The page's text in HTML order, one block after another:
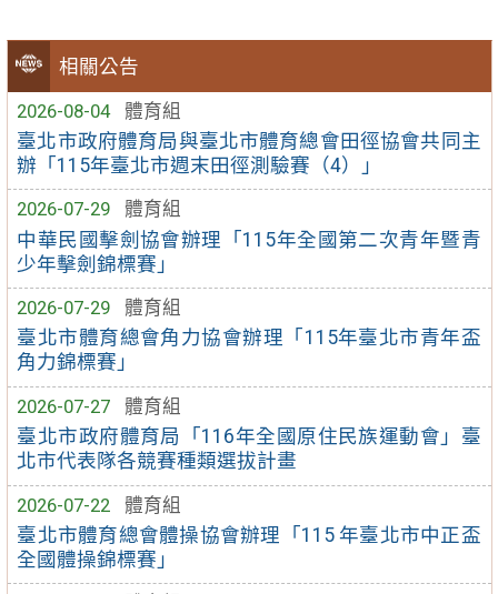
相關公告
2026-08-04
體育組
臺北市政府體育局與臺北市體育總會田徑協會共同主
辦「115年臺北市週末田徑測驗賽（4）」
2026-07-29
體育組
中華民國擊劍協會辦理「115年全國第二次青年暨青
少年擊劍錦標賽」
2026-07-29
體育組
臺北市體育總會角力協會辦理「115年臺北市青年盃
角力錦標賽」
2026-07-27
體育組
臺北市政府體育局「116年全國原住民族運動會」臺
北市代表隊各競賽種類選拔計畫
2026-07-22
體育組
臺北市體育總會體操協會辦理「115 年臺北市中正盃
全國體操錦標賽」